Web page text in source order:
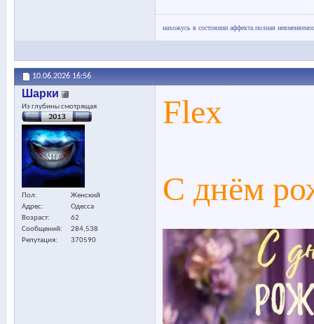
нахожусь в состоянии аффекта.полная
10.06.2026 16:56
Шарки
Из глубины смотрящая
Пол
Женский
Адрес
Одесса
Возраст
62
Сообщений
284,538
Репутация
370590
Flex
С днём